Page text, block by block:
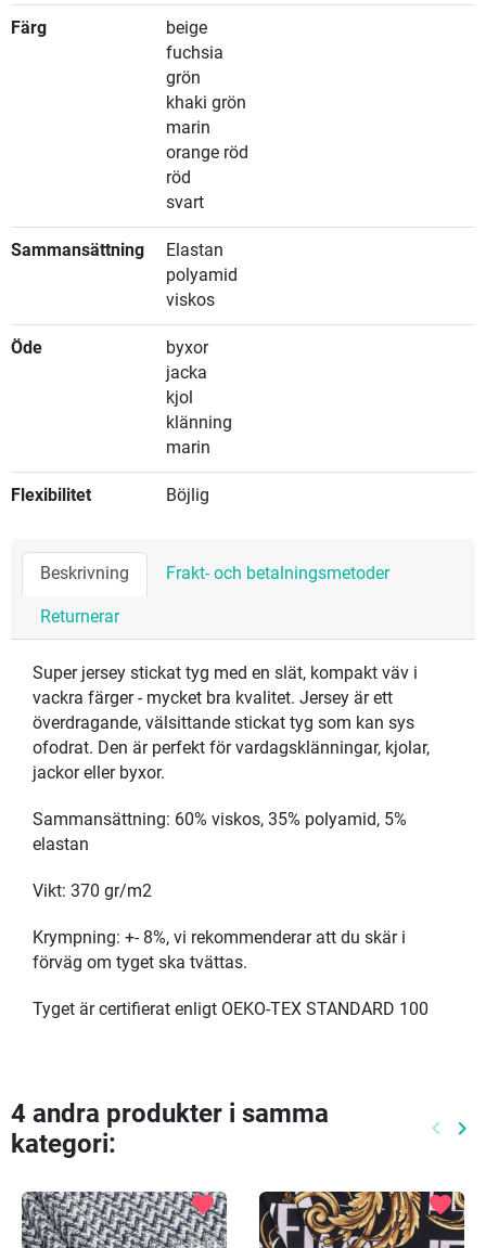
Färg
beige
fuchsia
grön
khaki grön
marin
orange röd
röd
svart
Sammansättning
Elastan
polyamid
viskos
Öde
byxor
jacka
kjol
klänning
marin
Flexibilitet Böjlig
Beskrivning Frakt- och betalningsmetoder
Returnerar
Super jersey stickat tyg med en slät, kompakt väv i
vackra färger - mycket bra kvalitet. Jersey är ett
överdragande, välsittande stickat tyg som kan sys
ofodrat. Den är perfekt för vardagsklänningar, kjolar,
jackor eller byxor.
Sammansättning: 60% viskos, 35% polyamid, 5%
elastan
Vikt: 370 gr/m2
Krympning: +- 8%, vi rekommenderar att du skär i
förväg om tyget ska tvättas.
Tyget är certifierat enligt OEKO-TEX STANDARD 100
4 andra produkter i samma
kategori:
keyboard_arrow_left keyboard_arrow_right
favorite favorite